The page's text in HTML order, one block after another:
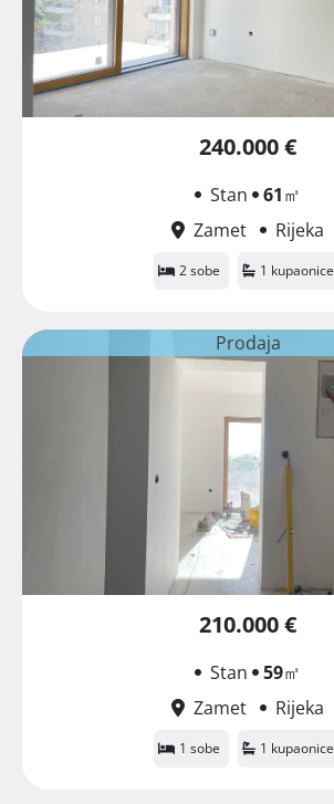
240.000 €
Stan 61㎡
Zamet
Rijeka
2 sobe 1 kupaonice
Prodaja
210.000 €
Stan 59㎡
Zamet
Rijeka
1 sobe 1 kupaonice